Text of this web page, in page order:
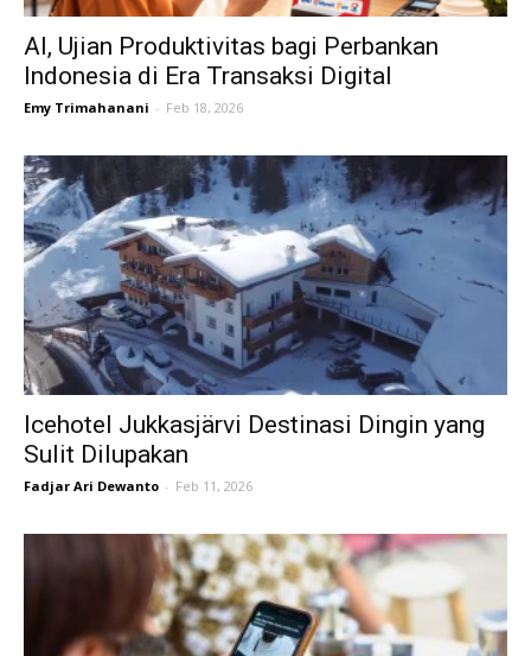
AI, Ujian Produktivitas bagi Perbankan
Indonesia di Era Transaksi Digital
Emy Trimahanani - Feb 18, 2026
Icehotel Jukkasjärvi Destinasi Dingin yang
Sulit Dilupakan
Fadjar Ari Dewanto - Feb 11, 2026